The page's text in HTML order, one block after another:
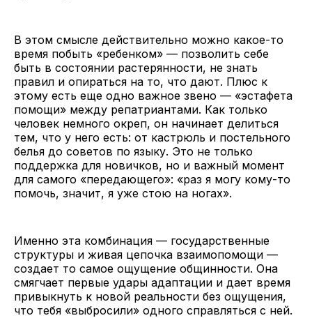
В этом смысле действительно можно какое-то
время побыть «ребенком» — позволить себе
быть в состоянии растерянности, не знать
правил и опираться на то, что дают. Плюс к
этому есть еще одно важное звено — «эстафета
помощи» между репатриантами. Как только
человек немного окреп, он начинает делиться
тем, что у него есть: от кастрюль и постельного
белья до советов по языку. Это не только
поддержка для новичков, но и важный момент
для самого «передающего»: «раз я могу кому-то
помочь, значит, я уже стою на ногах».
Именно эта комбинация — государственные
структуры и живая цепочка взаимопомощи —
создает то самое ощущение общинности. Она
смягчает первые удары адаптации и дает время
привыкнуть к новой реальности без ощущения,
что тебя «выбросили» одного справляться с ней.